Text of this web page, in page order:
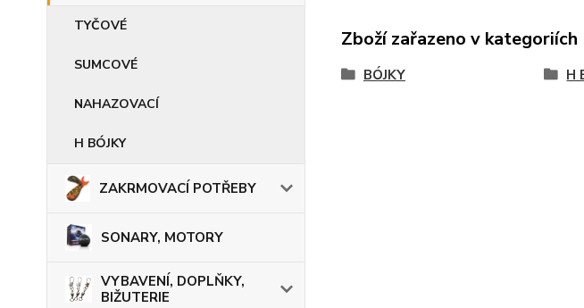
TYČOVÉ
SUMCOVÉ
NAHAZOVACÍ
H BÓJKY
ZAKRMOVACÍ POTŘEBY
SONARY, MOTORY
VYBAVENÍ, DOPLŇKY,
BIŽUTERIE
Zboží zařazeno v kategoriích
BÓJKY H